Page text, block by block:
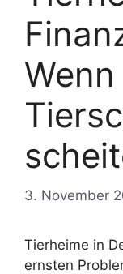
3. November
Tierheime in
ernsten